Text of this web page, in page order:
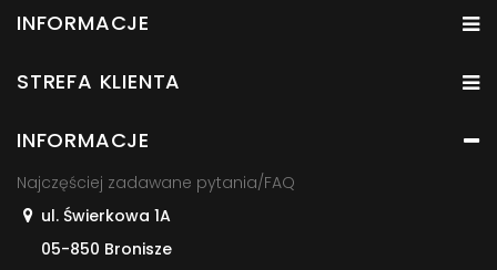
INFORMACJE
STREFA KLIENTA
INFORMACJE
Najczęściej zadawane pytania/FAQ
ul. Świerkowa 1A
05-850 Bronisze